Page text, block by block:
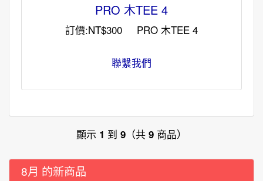
PRO 木TEE 4
訂價:NT$300 PRO 木TEE 4
聯繫我們
顯示 1 到 9 （共 9 商品）
8月 的新商品